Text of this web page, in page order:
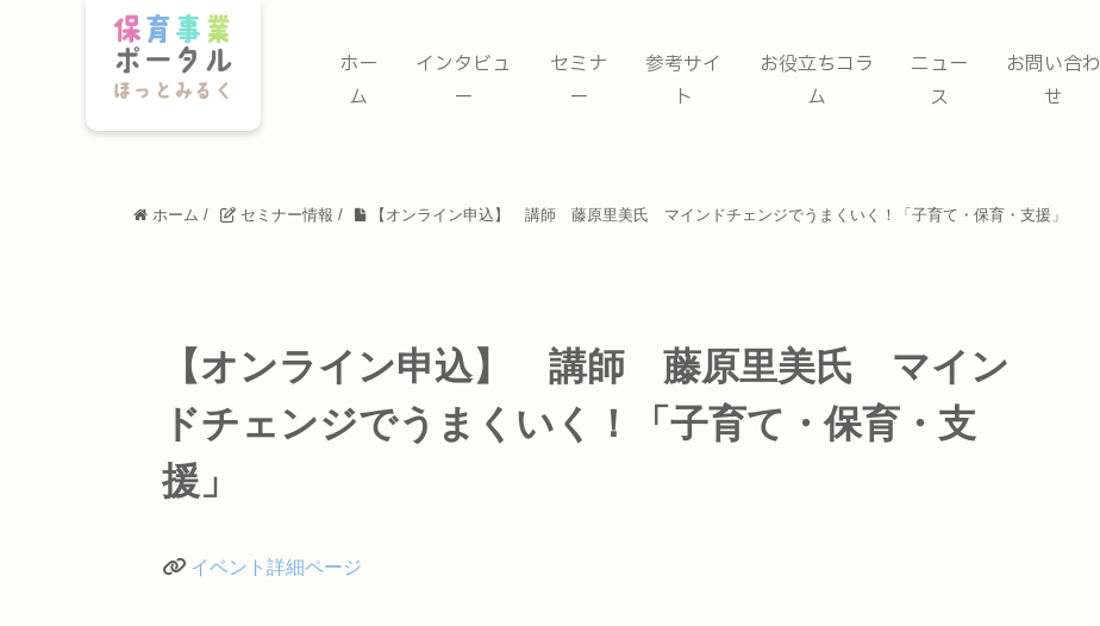
ホー
ム
インタビュ
ー
セミナ
ー
参考サイ
ト
お役立ちコラ
ム
ニュー
ス
お問い合わ
せ
ホーム / セミナー情報 / 【オンライン申込】 講師 藤原里美氏 マインドチェンジでうまくいく！「子育て・保育・支援」
【オンライン申込】 講師 藤原里美氏 マイン
ドチェンジでうまくいく！「子育て・保育・支
援」
イベント詳細ページ